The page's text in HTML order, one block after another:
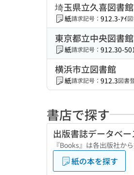
埼玉県立久喜図書館
紙請求記号： 912.3-ｱｲ
東京都立中央図書館
紙請求記号： 912.30-
横浜市立図書館
紙請求記号： 912.3図書
書店で探す
出版書誌データベー
『Books』は各出版社か
紙の本を探す